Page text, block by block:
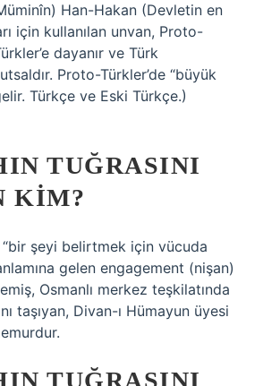
Han-Hakan (Devletin en
için kullanılan unvan, Proto-
dayanır ve Türk
Proto-Türkler’de “büyük
Türkçe ve Eski Türkçe.)
TUĞRASINI
KIM?
“bir şeyi belirtmek için vücuda
gelen engagement (nişan)
Osmanlı merkez teşkilatında
taşıyan, Divan-ı Hümayun üyesi
TUĞRASINI